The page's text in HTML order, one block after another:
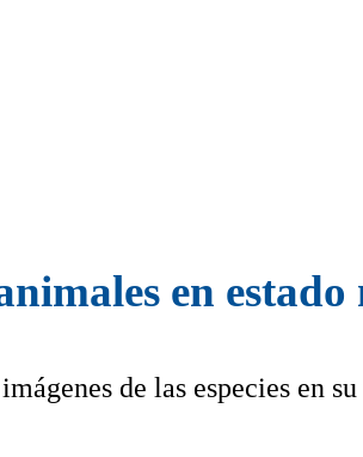
en
de las especies en